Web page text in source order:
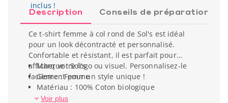
inclus !
Description Conseils de préparation
Ce t-shirt femme à col rond de Sol's est idéal
pour un look décontracté et personnalisé.
Confortable et résistant, il est parfait pour
afficher votre logo ou visuel. Personnalisez-le
facilement pour un style unique !
Marque : Sol's
Genre : Femme
Matériau : 100% Coton biologique
Type de manche : Manche courte
Voir plus